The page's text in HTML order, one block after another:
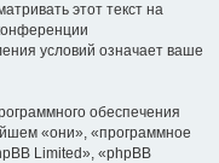
этот текст на
условий означает ваше
обеспечения
«они», «программное
Limited», «phpBB